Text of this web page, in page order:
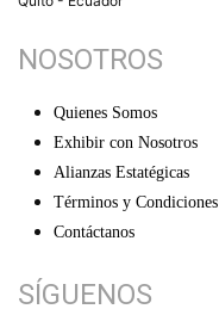
NOSOTROS
Quienes Somos
Exhibir con Nosotros
Alianzas Estatégicas
Términos y Condiciones
Contáctanos
SÍGUENOS